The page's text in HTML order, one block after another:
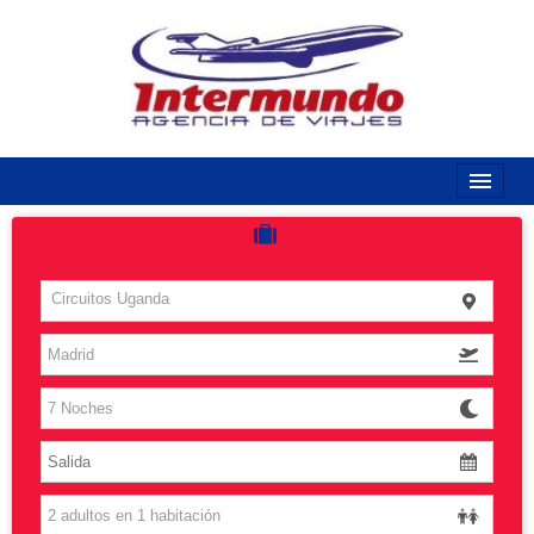
Costas
Vuelos
Islas
Caribe
Grandes Viajes
Circuitos Uganda